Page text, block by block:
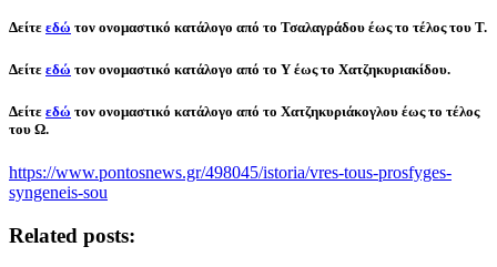
Δείτε εδώ τον ονομαστικό κατάλογο από το Τσαλαγράδου έως το τέλος του Τ.
Δείτε εδώ τον ονομαστικό κατάλογο από το Υ έως το Χατζηκυριακίδου.
Δείτε εδώ τον ονομαστικό κατάλογο από το Χατζηκυριάκογλου έως το τέλος
του Ω.
https://www.pontosnews.gr/498045/istoria/vres-tous-prosfyges-
syngeneis-sou
Related posts: